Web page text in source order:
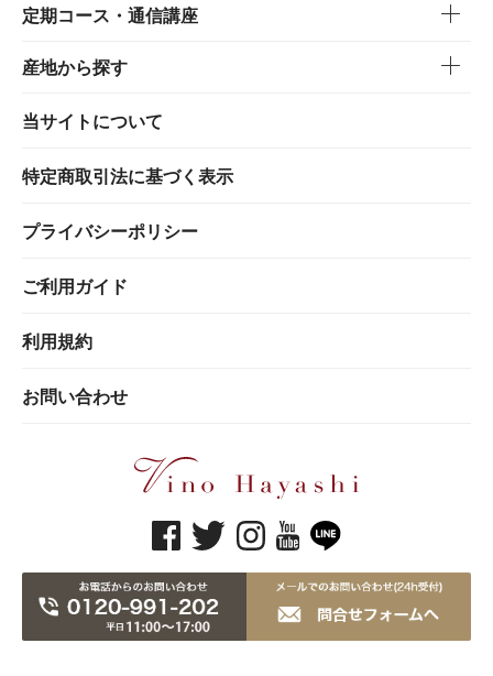
定期コース・通信講座
産地から探す
当サイトについて
特定商取引法に基づく表示
プライバシーポリシー
ご利用ガイド
利用規約
お問い合わせ